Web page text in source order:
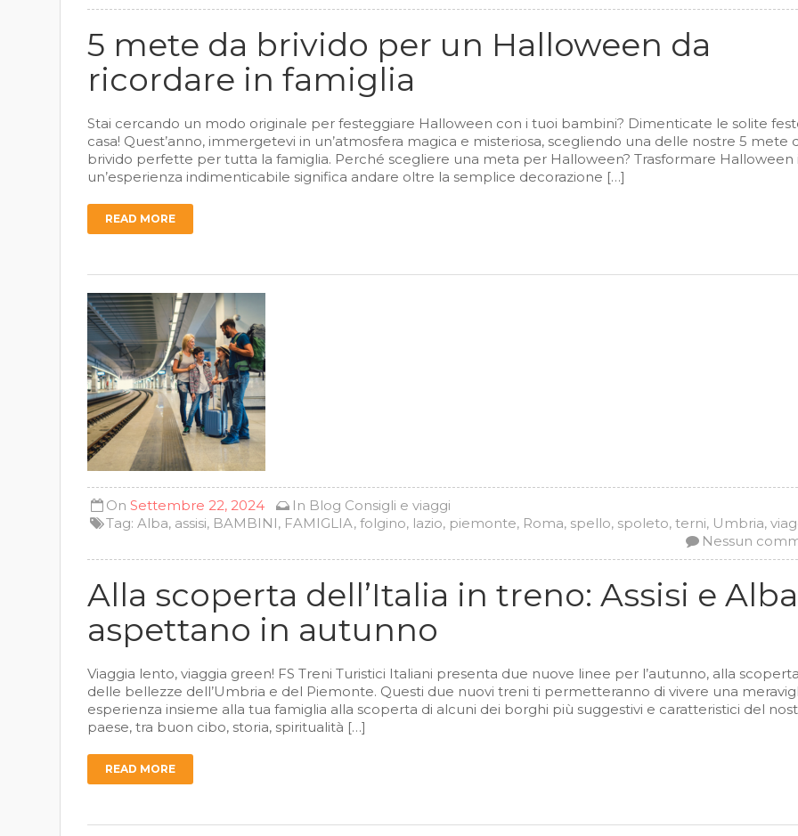
5 mete da brivido per un Halloween da
ricordare in famiglia
Stai cercando un modo originale per festeggiare Halloween con i tuoi bambini? Dimenticate le solite
casa! Quest’anno, immergetevi in un’atmosfera magica e misteriosa, scegliendo una delle nostre 5 mete
brivido perfette per tutta la famiglia. Perché scegliere una meta per Halloween? Trasformare Halloween
un’esperienza indimenticabile significa andare oltre la semplice decorazione […]
READ MORE
OnSettembre 22, 2024 In Blog Consigli e viaggi
Tag:Alba, assisi, BAMBINI, FAMIGLIA,folgino, lazio, piemonte, Roma, spello, spoleto,terni, Umbria,
Nessun
Alla scoperta dell’Italia in treno: Assisi e
aspettano in autunno
Viaggia lento, viaggia green! FS Treni Turistici Italiani presenta due nuove linee per l’autunno, alla scoperta
delle bellezze dell’Umbria e del Piemonte. Questi due nuovi treni ti permetteranno di vivere una
esperienza insieme alla tua famiglia alla scoperta di alcuni dei borghi più suggestivi e caratteristici del
paese, tra buon cibo, storia, spiritualità […]
READ MORE